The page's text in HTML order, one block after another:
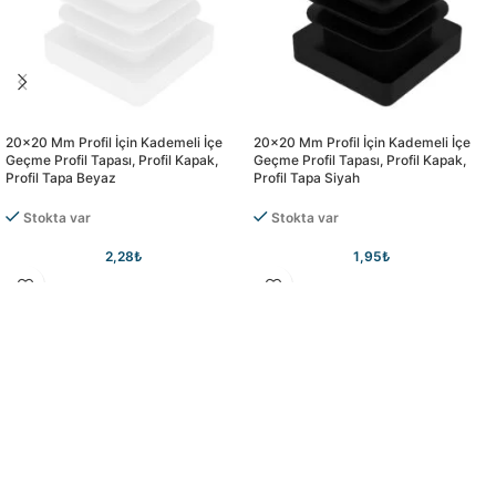
20×20 Mm Profil İçin Kademeli İçe
Geçme Profil Tapası, Profil Kapak,
Profil Tapa Beyaz
Stokta var
2,28₺
20×20 Mm Profil İçin Kademeli İçe
Geçme Profil Tapası, Profil Kapak,
Profil Tapa Siyah
Stokta var
1,95₺